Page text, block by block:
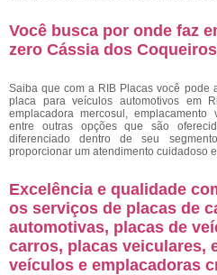
Você busca por onde faz
zero Cássia dos
Saiba que com a RIB Placas você pode
placa para veículos automotivos em
emplacadora mercosul, emplacamento
entre outras opções que são
diferenciado dentro de seu
proporcionar um atendimento cuidadoso
Excelência e qualidade
os serviços de placas de
automotivas, placas de
carros, placas veiculares,
veículos e emplacadoras